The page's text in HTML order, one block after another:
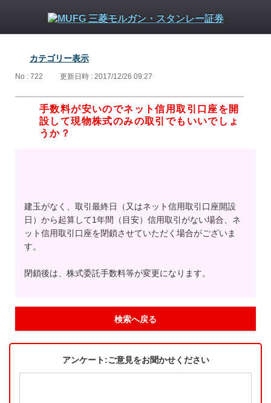
カテゴリー表示
No : 722 更新日時 : 2017/12/26 09:27
手数料が安いのでネット信用取引口座を開
設して現物株式のみの取引でもいいでしょ
うか？
建玉がなく、取引最終日（又はネット信用取引口座開設
日）から起算して1年間（目安）信用取引がない場合、ネ
ット信用取引口座を閉鎖させていただく場合がございま
す。
閉鎖後は、株式委託手数料等が変更になります。
検索へ戻る
アンケート:ご意見をお聞かせください